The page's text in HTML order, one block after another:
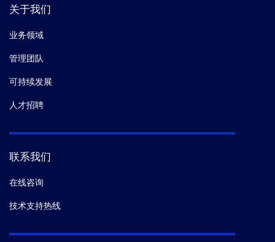
关于我们
业务领域
管理团队
可持续发展
人才招聘
联系我们
在线咨询
技术支持热线